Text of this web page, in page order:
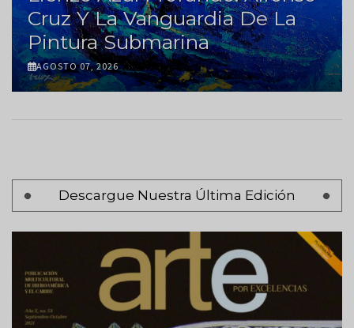
Cruz Y La Vanguardia De La
Pintura Submarina
AGOSTO 07, 2026
Descargue Nuestra Última Edición
Paginación
página
Siguiente >